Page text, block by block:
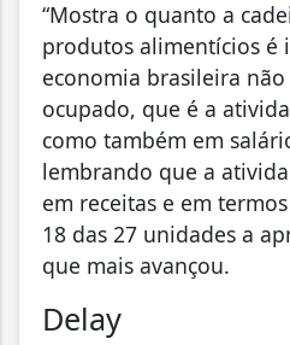
“Mostra o quanto a
produtos alimentícios é
economia brasileira não
ocupado, que é a
como também em
lembrando que a
em receitas e em
18 das 27 unidades a
que mais avançou.
Delay